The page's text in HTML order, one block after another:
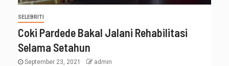
SELEBRITI
Coki Pardede Bakal Jalani Rehabilitasi
Selama Setahun
September 23, 2021 admin